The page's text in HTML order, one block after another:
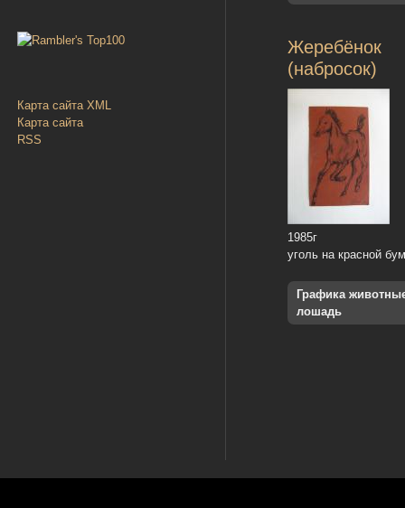
Карта сайта XML
Карта сайта
RSS
Жеребёнок
(набросок)
1985г
уголь на красной
Графика
лошадь